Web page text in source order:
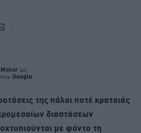
ως
Google
της πάλαι ποτέ κραταιάς
διαστάσεων
με φόντο τη